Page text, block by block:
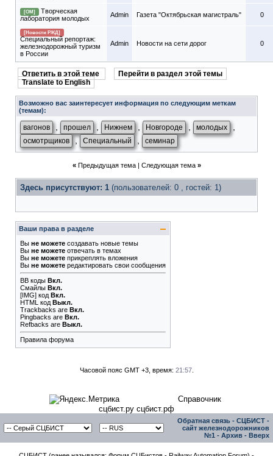
[ОМ]
Творческая
лаборатория молодых
Admin Газета "Октябрьская магистраль" 0
[Новости РЖД]
Специальный репортаж:
железнодорожный туризм
в России
Admin Новости на сети дорог 0
Ответить в этой теме
Перейти в раздел этой темы
Translate to English
Возможно вас заинтересует информация по следующим меткам
(темам):
вагонов прошел Нижнем Новгороде молодых
осмотрщиков , Специальный семинар
« Предыдущая тема| Следующая тема »
Здесь присутствуют: 1 (пользователей: 0 , гостей: 1)
Ваши права в разделе
Вы не можете создавать новые темы
Вы не можете отвечать в темах
Вы не можете прикреплять вложения
Вы не можете редактировать свои сообщения
BB коды Вкл.
Смайлы Вкл.
[IMG] код Вкл.
HTML код Выкл.
Trackbacks are Вкл.
Pingbacks are Вкл.
Refbacks are Выкл.
Правила форума
Часовой пояс GMT +3, время: 21:57.
Справочник
сцбист.ру сцбист.рф
Обратная связь - СЦБИСТ -
сайт железнодорожников
№1 - Архив - Вверх